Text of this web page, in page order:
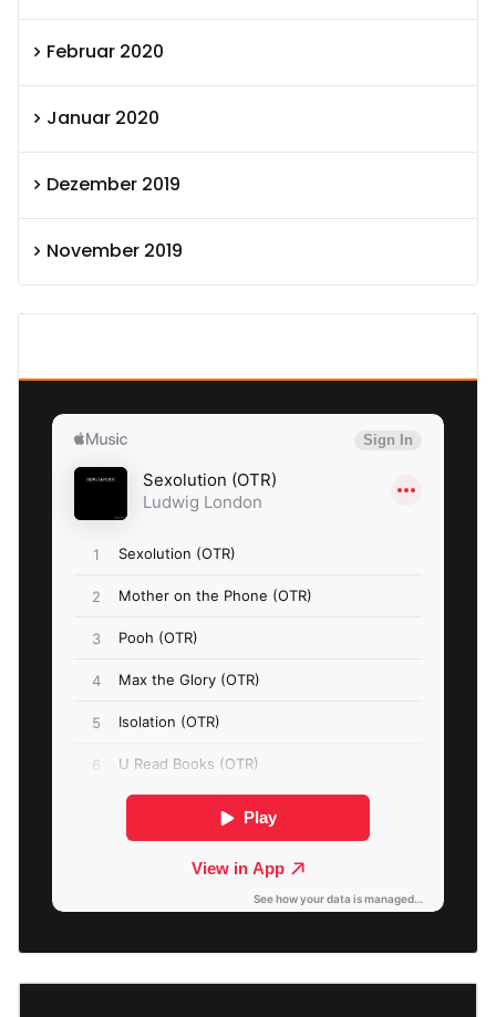
Februar 2020
Januar 2020
Dezember 2019
November 2019